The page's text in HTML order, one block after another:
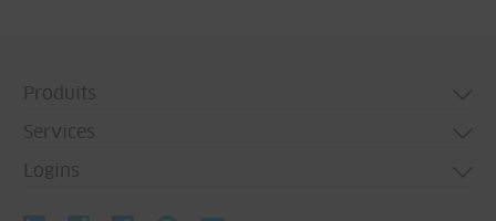
Produits
Systèmes de porte
Services
Logins